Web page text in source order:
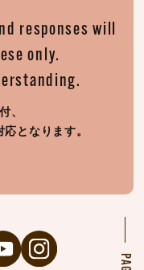
responses will
only.
、
となります。